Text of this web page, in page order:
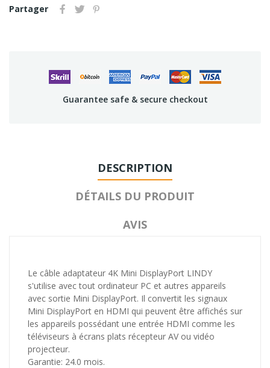
Partager
Guarantee safe & secure checkout
DESCRIPTION
DÉTAILS DU PRODUIT
AVIS
Le câble adaptateur 4K Mini DisplayPort LINDY
s'utilise avec tout ordinateur PC et autres appareils
avec sortie Mini DisplayPort. Il convertit les signaux
Mini DisplayPort en HDMI qui peuvent être affichés sur
les appareils possédant une entrée HDMI comme les
téléviseurs à écrans plats récepteur AV ou vidéo
projecteur.
Garantie: 24.0 mois.